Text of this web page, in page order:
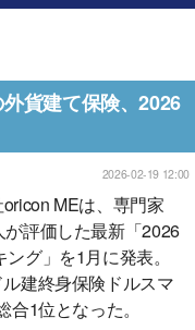
貨建て保険、2026
2026-02-19 12:00
MEは、専門家
が評価した最新「2026
グ」を1月に発表。
建終身保険ドルスマ
1位となった。